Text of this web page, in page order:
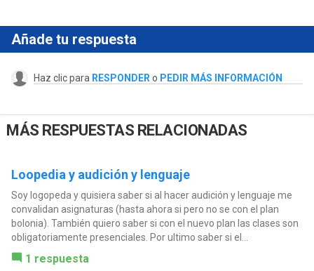
Añade tu respuesta
Haz clic para RESPONDER o PEDIR MÁS INFORMACIÓN
MÁS RESPUESTAS RELACIONADAS
Loopedia y audición y lenguaje
Soy logopeda y quisiera saber si al hacer audición y lenguaje me
convalidan asignaturas (hasta ahora si pero no se con el plan
bolonia). También quiero saber si con el nuevo plan las clases son
obligatoriamente presenciales. Por ultimo saber si el...
1 respuesta